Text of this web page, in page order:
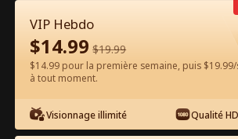
Regarder gratuitement
VIP Hebdo
$14.99 $19.99
$14.99 pour la première semaine, puis
à tout moment.
Visionnage illimité Qualité